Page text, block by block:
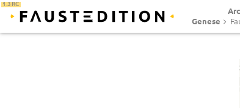
1.3 RC
Genese